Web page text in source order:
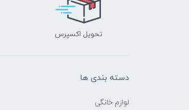
تحویل اکسپرس
دسته بندی ها
لوازم خانگی